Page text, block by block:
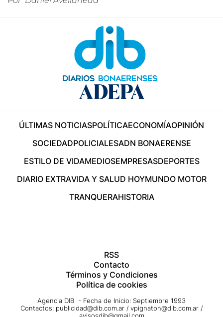
ÚLTIMAS NOTICIASPOLÍTICAECONOMÍAOPINIÓN
SOCIEDADPOLICIALESADN BONAERENSE
ESTILO DE VIDAMEDIOSEMPRESASDEPORTES
DIARIO EXTRAVIDA Y SALUD HOYMUNDO MOTOR
TRANQUERAHISTORIA
RSS
Contacto
Términos y Condiciones
Política de cookies
Agencia DIB - Fecha de Inicio: Septiembre 1993
Contactos: publicidad@dib.com.ar / vpignaton@dib.com.ar /